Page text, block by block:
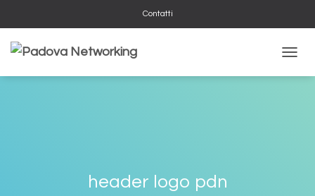
Contatti
header logo pdn